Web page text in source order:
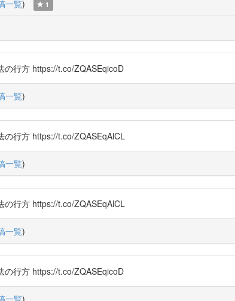
一覧) 1
の行方 https://t.co/ZQASEqicoD
一覧)
の行方 https://t.co/ZQASEqAlCL
一覧)
の行方 https://t.co/ZQASEqAlCL
一覧)
の行方 https://t.co/ZQASEqicoD
一覧)